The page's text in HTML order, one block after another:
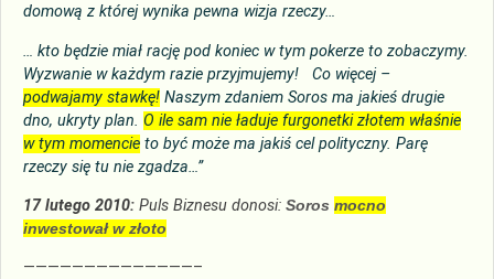
domową z której wynika pewna wizja rzeczy…
… kto będzie miał rację pod koniec w tym pokerze to zobaczymy.
Wyzwanie w każdym razie przyjmujemy! Co więcej –
podwajamy stawkę! Naszym zdaniem Soros ma jakieś drugie
dno, ukryty plan. O ile sam nie ładuje furgonetki złotem właśnie
w tym momencie to być może ma jakiś cel polityczny. Parę
rzeczy się tu nie zgadza…”
17 lutego 2010: Puls Biznesu donosi: Soros mocno
inwestował w złoto
——————————————–